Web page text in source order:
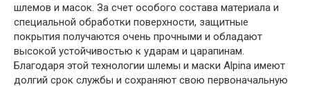
шлемов и масок. За счет особого состава материала и
специальной обработки поверхности, защитные
покрытия получаются очень прочными и обладают
высокой устойчивостью к ударам и царапинам.
Благодаря этой технологии шлемы и маски Alpina имеют
долгий срок службы и сохраняют свою первоначальную